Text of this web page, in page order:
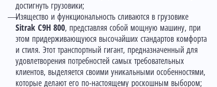
достигнуть грузовики;
Изящество и функциональность сливаются в грузовике
Sitrak C9H 800, представляя собой мощную машину, при
этом придерживающуюся высочайших стандартов комфорта
и стиля. Этот транспортный гигант, предназначенный для
удовлетворения потребностей самых требовательных
клиентов, выделяется своими уникальными особенностями,
которые делают его по-настоящему роскошным выбором;